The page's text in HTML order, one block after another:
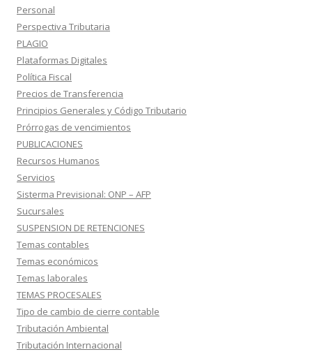
Personal
Perspectiva Tributaria
PLAGIO
Plataformas Digitales
Política Fiscal
Precios de Transferencia
Principios Generales y Código Tributario
Prórrogas de vencimientos
PUBLICACIONES
Recursos Humanos
Servicios
Sisterma Previsional: ONP – AFP
Sucursales
SUSPENSION DE RETENCIONES
Temas contables
Temas económicos
Temas laborales
TEMAS PROCESALES
Tipo de cambio de cierre contable
Tributación Ambiental
Tributación Internacional